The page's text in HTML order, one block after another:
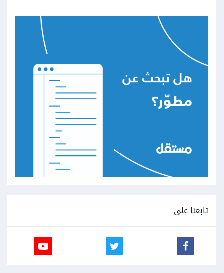
تابعنا على